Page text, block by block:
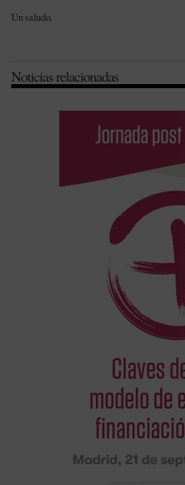
Un saludo.
Noticias relacionadas